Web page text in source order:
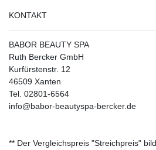
KONTAKT
BABOR BEAUTY SPA
Ruth Bercker GmbH
Kurfürstenstr. 12
46509 Xanten
Tel. 02801-6564
info@babor-beautyspa-bercker.de
** Der Vergleichspreis "Streichpreis"